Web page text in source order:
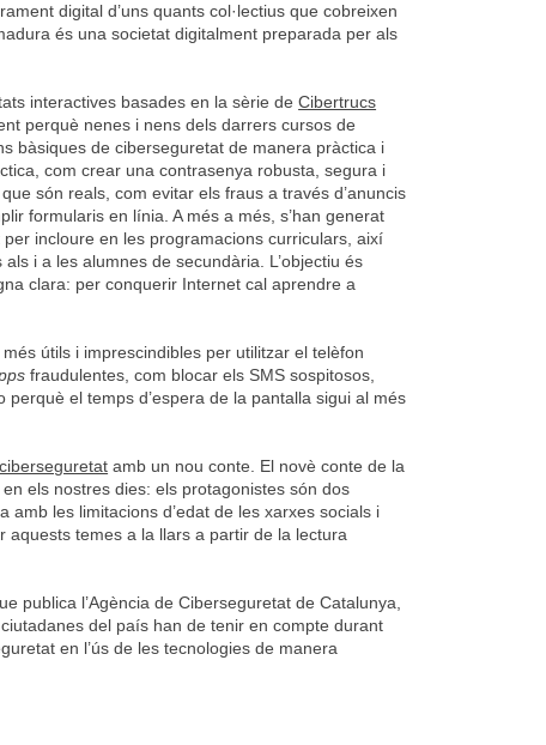
digital d’uns quants col·lectius que cobreixen
és una societat digitalment preparada per als
interactives basades en la sèrie deCibertrucs
perquè nenes i nens dels darrers cursos de
bàsiques de ciberseguretat de manera pràctica i
com crear una contrasenya robusta, segura i
són reals, com evitar els fraus a través d’anuncis
formularis en línia. A més a més, s’han generat
incloure en les programacions curriculars, així
i a les alumnes de secundària. L’objectiu és
clara: per conquerir Internet cal aprendre a
útils i imprescindibles per utilitzar el telèfon
fraudulentes, com blocar els SMS sospitosos,
el temps d’espera de la pantalla sigui al més
amb un nou conte. El novè conte de la
els nostres dies: els protagonistes són dos
amb les limitacions d’edat de les xarxes socials i
temes a la llars a partir de la lectura
publica l’Agència de Ciberseguretat de Catalunya,
del país han de tenir en compte durant
en l’ús de les tecnologies de manera